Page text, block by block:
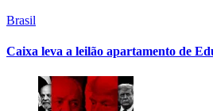
Brasil
Caixa leva a leilão apartamento de